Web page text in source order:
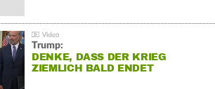
Trump:
DENKE, DASS DER KRIEG
ZIEMLICH BALD ENDET